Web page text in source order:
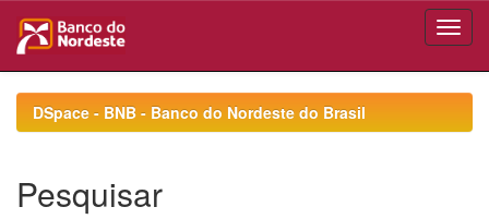
navigationDSpace - BNB - Banco do Nordeste do Brasil
Pesquisar